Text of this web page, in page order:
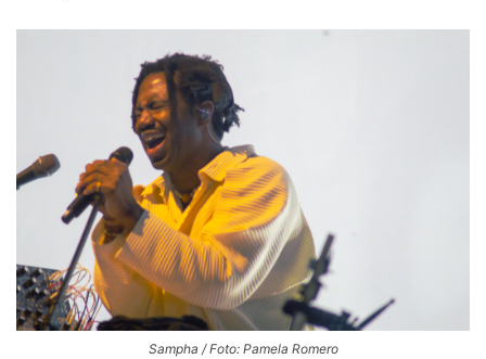
Sampha / Foto: Pamela Romero